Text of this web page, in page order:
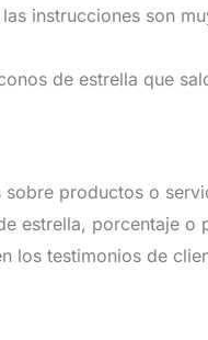
instrucciones son
de estrella que
productos o
estrella, porcentaje o
los testimonios de